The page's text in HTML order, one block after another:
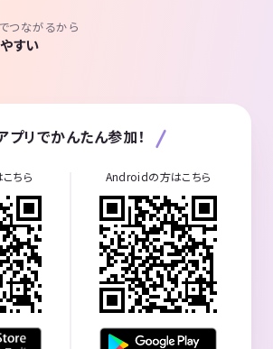
つながるから
すい
プリでかんたん参加！
ちら Androidの方はこちら